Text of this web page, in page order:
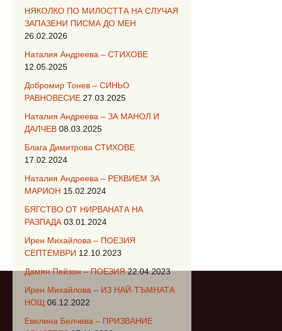
НЯКОЛКО ПО МИЛОСТТА НА СЛУЧАЯ
ЗАПАЗЕНИ ПИСМА ДО МЕН
26.02.2026
Наталия Андреева – СТИХОВЕ
12.05.2025
Добромир Тонев – СИНЬО
РАВНОВЕСИЕ 27.03.2025
Наталия Андреева – ЗА МАНОЛ И
ДАЛЧЕВ 08.03.2025
Блага Димитрова СТИХОВЕ
17.02.2024
Наталия Андреева – РЕКВИЕМ ЗА
МАРИОН 15.02.2024
БЯГСТВО ОТ НИРВАНАТА НА
РАЗПАДА 03.01.2024
Ирен Михайлова – ПОЕЗИЯ
СЕПТЕМВРИ 12.10.2023
Дамян Пейзон – ПОЕЗИЯ 22.04.2023
Ирен Михайлова – ИЗ НАЙ-ТЪМНАТА
НОЩ 06.12.2022
Евелина Белчева – ПРИЗВАНИЕ